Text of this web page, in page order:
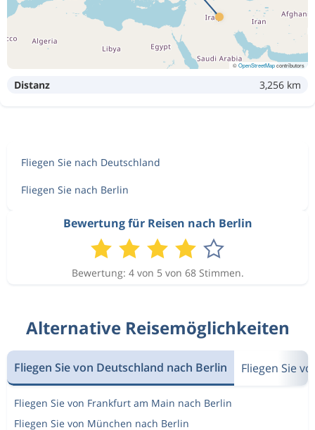
©OpenStreetMapcontributors
Distanz 3,256 km
Fliegen Sie nach Deutschland
Fliegen Sie nach Berlin
Bewertung für Reisen nach Berlin
Bewertung: 4 von 5 von 68 Stimmen.
Alternative Reisemöglichkeiten
Fliegen Sie von Deutschland nach Berlin Fliegen Sie
Fliegen Sie von Frankfurt am Main nach Berlin
Fliegen Sie von München nach Berlin